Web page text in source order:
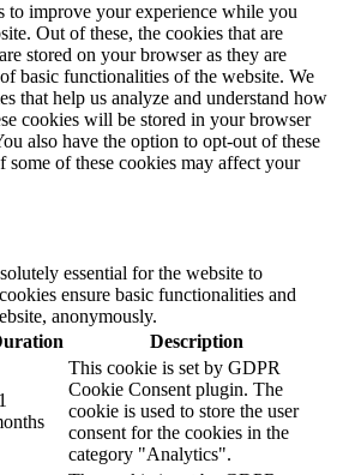
to improve your experience while you
Out of these, the cookies that are
stored on your browser as they are
basic functionalities of the website. We
that help us analyze and understand how
cookies will be stored in your browser
also have the option to opt-out of these
of these cookies may affect your
essential for the website to
ensure basic functionalities and
anonymously.
Description
This cookie is set by GDPR
Cookie Consent plugin. The
cookie is used to store the user
consent for the cookies in the
category "Analytics".